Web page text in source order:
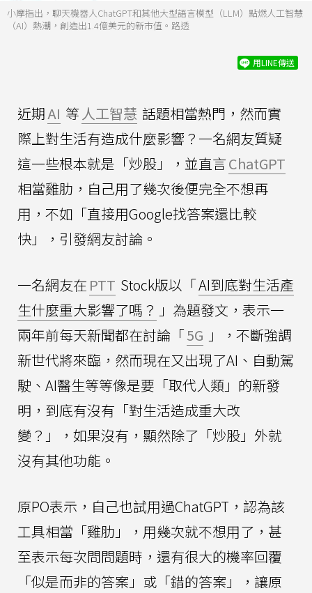
小摩指出，聊天機器人ChatGPT和其他大型語言模型（LLM）點燃人工智慧
（AI）熱潮，創造出1.4億美元的新市值。路透
用LINE傳送
近期AI 等人工智慧 話題相當熱門，然而實
際上對生活有造成什麼影響？一名網友質疑
這一些根本就是「炒股」，並直言ChatGPT
相當雞肋，自己用了幾次後便完全不想再
用，不如「直接用Google找答案還比較
快」，引發網友討論。
一名網友在 PTT Stock版以「AI到底對生活產
生什麼重大影響了嗎？ 」為題發文，表示一
兩年前每天新聞都在討論「5G 」，不斷強調
新世代將來臨，然而現在又出現了AI、自動駕
駛、AI醫生等等像是要「取代人類」的新發
明，到底有沒有「對生活造成重大改
變？」，如果沒有，顯然除了「炒股」外就
沒有其他功能。
原PO表示，自己也試用過ChatGPT，認為該
工具相當「雞肋」，用幾次就不想用了，甚
至表示每次問問題時，還有很大的機率回覆
「似是而非的答案」或「錯的答案」，讓原